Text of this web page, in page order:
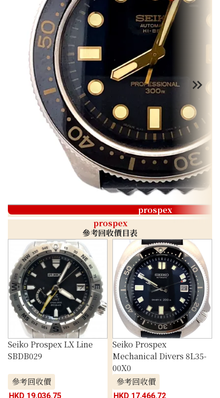
prospex
prospex
參考回收價目表
Seiko Prospex LX Line
SBDB029
參考回收價
HKD 19,036.75
Seiko Prospex
Mechanical Divers 8L35-
00X0
參考回收價
HKD 17,466.72